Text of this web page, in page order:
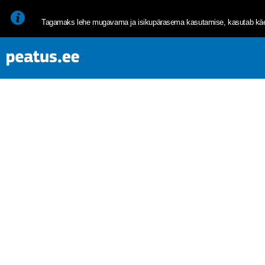
<p><span style="font-size: 10pt; line-height: 107%; font-family:
Tagamaks lehe mugavama ja isikupärasema kasutamise, kasutab